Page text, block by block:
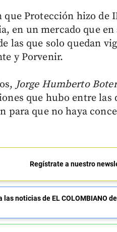
Protección hizo de
en un mercado que
las que solo quedan
y Porvenir.
Jorge Humberto
que hubo entre las
para que no haya
Regístrate a nuestro
las noticias de EL COLOMBIANO